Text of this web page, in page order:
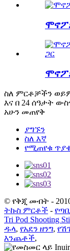
ስለ ምርቶቻችን
እና በ 24 ሰዓታት
አሁን መጠየቅ
ያግኙን
ስለ እኛ
የሚጠየቁ
© የቅጂ መብት -
ትኩስ ምርቶች -
Tri Pod Shooting
ዱላ, የአደን ዘንግ,
እንጨቶች,